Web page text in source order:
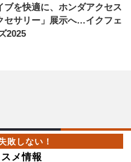
ブを快適に、ホンダアクセス
セサリー」展示へ…イクフェ
2025
メ情報